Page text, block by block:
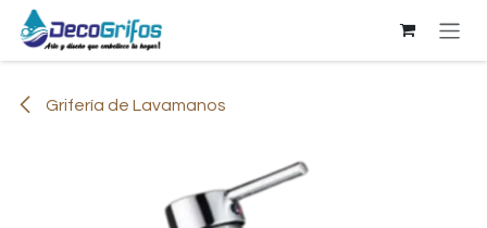
Ir al contenido
Grifería de Lavamanos